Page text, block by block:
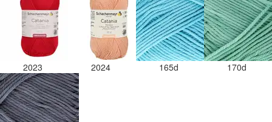
2023 2024 165d 170d